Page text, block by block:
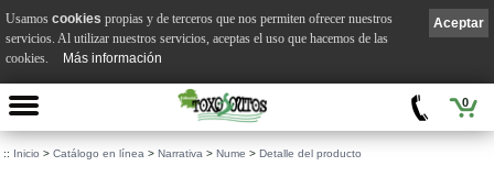
0
:: Inicio > Catálogo en línea > Narrativa > Nume > Detalle del producto
Aceptar
Usamos cookies propias y de terceros que nos permiten ofrecer nuestros
servicios. Al utilizar nuestros servicios, aceptas el uso que hacemos de las
cookies.
Más información